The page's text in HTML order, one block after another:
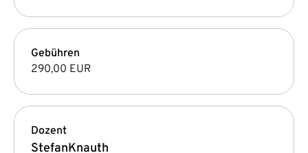
Gebühren
290,00 EUR
Dozent
StefanKnauth